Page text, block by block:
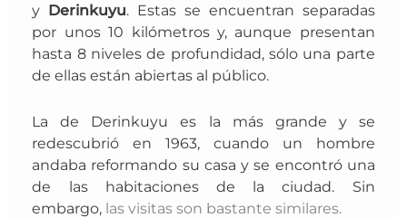
y Derinkuyu. Estas se encuentran separadas
por unos 10 kilómetros y, aunque presentan
hasta 8 niveles de profundidad, sólo una parte
de ellas están abiertas al público.
La de Derinkuyu es la más grande y se
redescubrióen 1963, cuando un hombre
andaba reformando su casa y se encontró una
de las habitaciones de la ciudad. Sin
embargo, las visitas son bastante similares.